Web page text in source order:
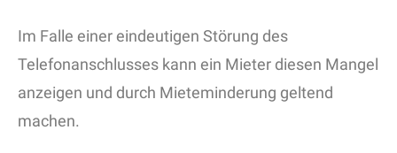
Im Falle einer eindeutigen Störung des
Telefonanschlusses kann ein Mieter diesen Mangel
anzeigen und durch Mieteminderung geltend
machen.